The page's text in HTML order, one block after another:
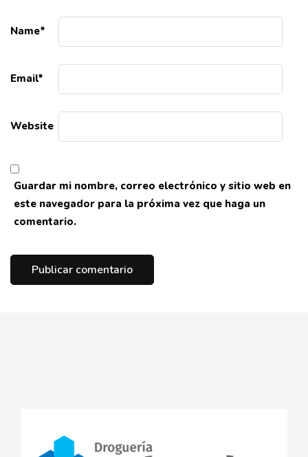
Name*
Email*
Website
Guardar mi nombre, correo electrónico y sitio web en
este navegador para la próxima vez que haga un
comentario.